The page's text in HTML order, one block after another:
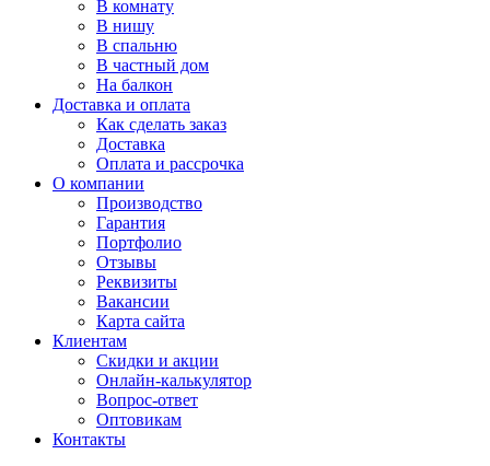
В комнату
В нишу
В спальню
В частный дом
На балкон
Доставка и оплата
Как сделать заказ
Доставка
Оплата и рассрочка
О компании
Производство
Гарантия
Портфолио
Отзывы
Реквизиты
Вакансии
Карта сайта
Клиентам
Скидки и акции
Онлайн-калькулятор
Вопрос-ответ
Оптовикам
Контакты